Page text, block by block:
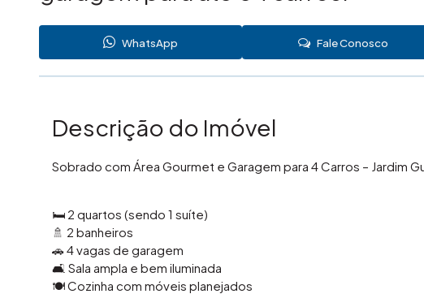
WhatsApp Fale Conosco
Descrição do Imóvel
Sobrado com Área Gourmet e Garagem para 4 Carros – Jardim
🛏️ 2 quartos (sendo 1 suíte)
🚿 2 banheiros
🚗 4 vagas de garagem
🛋️ Sala ampla e bem iluminada
🍽️ Cozinha com móveis planejados